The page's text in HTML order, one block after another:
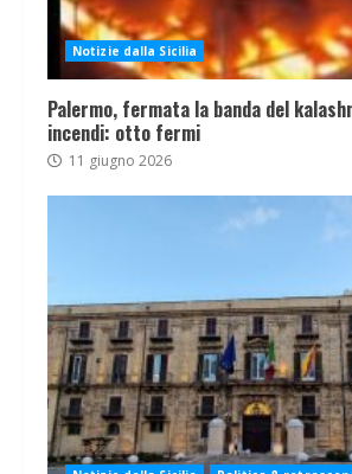
Notizie dalla Sicilia
Palermo, fermata la banda del
incendi: otto fermi
11 giugno 2026